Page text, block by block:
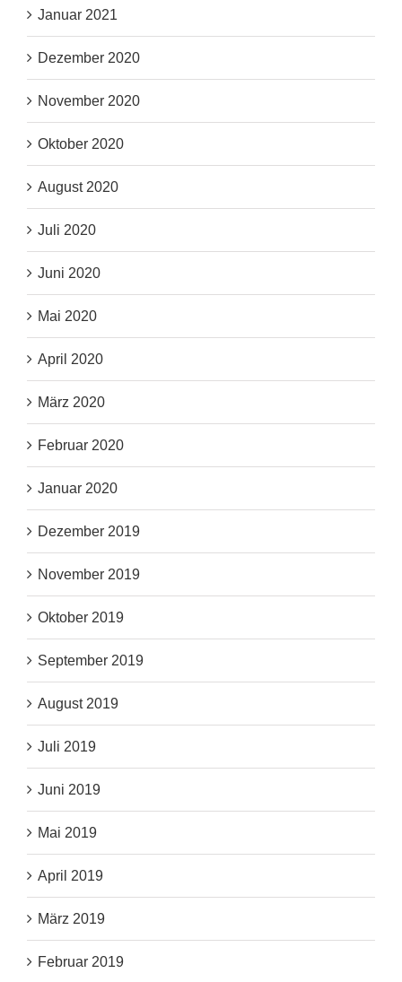
Januar 2021
Dezember 2020
November 2020
Oktober 2020
August 2020
Juli 2020
Juni 2020
Mai 2020
April 2020
März 2020
Februar 2020
Januar 2020
Dezember 2019
November 2019
Oktober 2019
September 2019
August 2019
Juli 2019
Juni 2019
Mai 2019
April 2019
März 2019
Februar 2019